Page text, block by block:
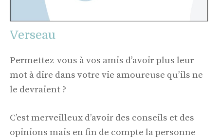
Verseau
Permettez-vous à vos amis d’avoir plus leur
mot à dire dans votre vie amoureuse qu’ils ne
le devraient ?
C’est merveilleux d’avoir des conseils et des
opinions mais en fin de compte la personne